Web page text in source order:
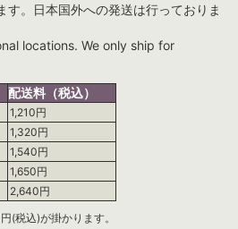
す。日本国外への発送は行っておりま
locations. We only ship for
配送料（税込）
1,210円
1,320円
1,540円
1,650円
2,640円
(税込)が掛かります。